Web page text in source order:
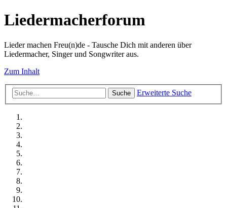
Liedermacherforum
Lieder machen Freu(n)de - Tausche Dich mit anderen über
Liedermacher, Singer und Songwriter aus.
Zum Inhalt
Suche Erweiterte Suche